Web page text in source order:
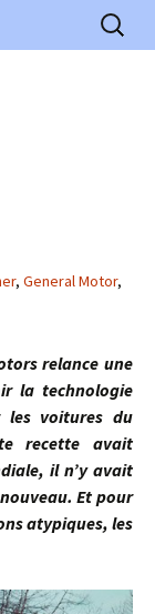
historiques
, General Motor,
relance une
la technologie
les voitures du
recette avait
il n’y avait
Et pour
atypiques, les